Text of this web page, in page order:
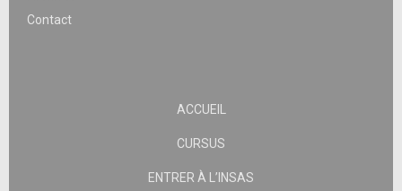
Contact
ACCUEIL
CURSUS
ENTRER À L’INSAS